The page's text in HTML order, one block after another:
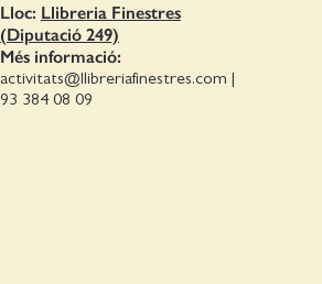
Lloc: Llibreria Finestres
(Diputació 249)
Més informació:
activitats@llibreriafinestres.com |
93 384 08 09